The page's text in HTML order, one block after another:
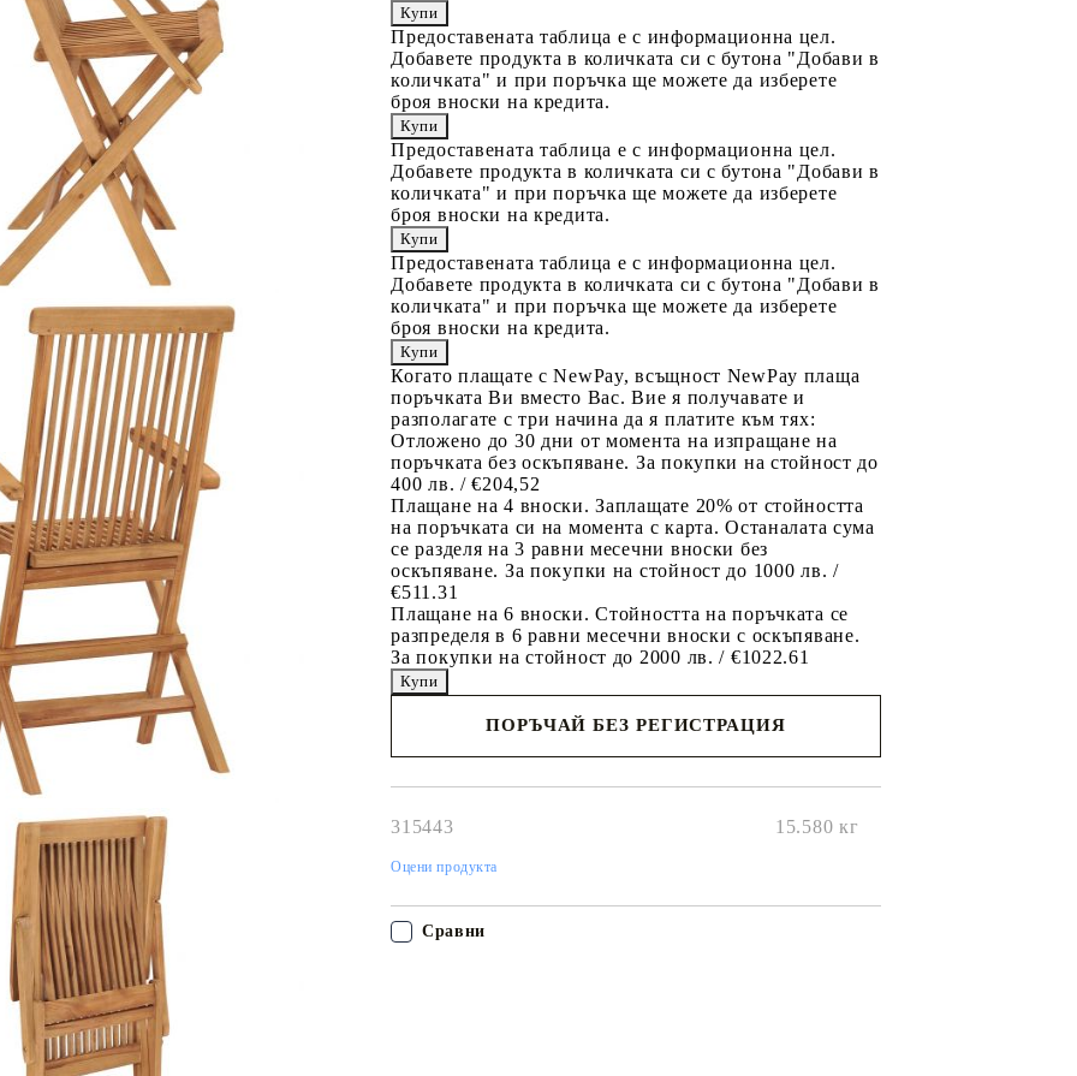
Предоставената таблица е с информационна цел.
Добавете продукта в количката си с бутона "Добави в
количката" и при поръчка ще можете да изберете
броя вноски на кредита.
Предоставената таблица е с информационна цел.
Добавете продукта в количката си с бутона "Добави в
количката" и при поръчка ще можете да изберете
броя вноски на кредита.
Предоставената таблица е с информационна цел.
Добавете продукта в количката си с бутона "Добави в
количката" и при поръчка ще можете да изберете
броя вноски на кредита.
Когато плащате с NewPay, всъщност NewPay плаща
поръчката Ви вместо Вас. Вие я получавате и
разполагате с три начина да я платите към тях:
Отложено до 30 дни от момента на изпращане на
поръчката без оскъпяване. За покупки на стойност до
400 лв. / €204,52
Плащане на 4 вноски. Заплащате 20% от стойността
на поръчката си на момента с карта. Останалата сума
се разделя на 3 равни месечни вноски без
оскъпяване. За покупки на стойност до 1000 лв. /
€511.31
Плащане на 6 вноски. Стойността на поръчката се
разпределя в 6 равни месечни вноски с оскъпяване.
За покупки на стойност до 2000 лв. / €1022.61
ПОРЪЧАЙ БЕЗ РЕГИСТРАЦИЯ
315443 15.580 кг
Оцени продукта
Сравни